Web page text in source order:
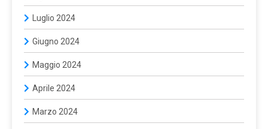
Luglio 2024
Giugno 2024
Maggio 2024
Aprile 2024
Marzo 2024